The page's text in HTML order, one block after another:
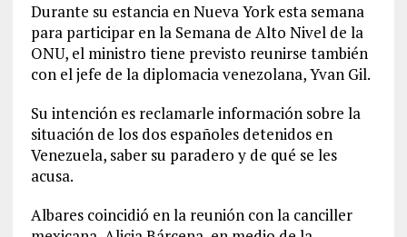
Durante su estancia en Nueva York esta semana
para participar en la Semana de Alto Nivel de la
ONU, el ministro tiene previsto reunirse también
con el jefe de la diplomacia venezolana, Yvan Gil.
Su intención es reclamarle información sobre la
situación de los dos españoles detenidos en
Venezuela, saber su paradero y de qué se les
acusa.
Albares coincidió en la reunión con la canciller